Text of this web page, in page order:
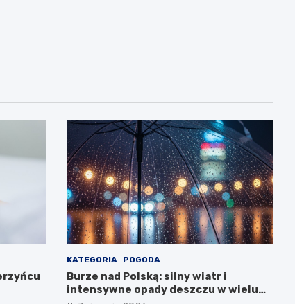
KATEGORIA POGODA
Burze nad Polską: silny wiatr i
intensywne opady deszczu w wielu